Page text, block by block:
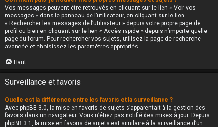
Vos messages peuvent être retrouvés en cliquant sur le lien « Voir vos
messages » dans le panneau de l’utilisateur, en cliquant sur le lien
« Rechercher les messages de l’utilisateur » depuis votre propre page de
profil ou bien en cliquant sur le lien « Accès rapide » depuis n’importe quelle
page du forum. Pour rechercher vos sujets, utilisez la page de recherche
avancée et choisissez les paramètres appropriés.
Haut
Surveillance et favoris
Quelle est la différence entre les favoris et la surveillance ?
Avec phpBB 3.0, la mise en favoris de sujets s’apparentait à la gestion des
favoris dans un navigateur. Vous n’étiez pas notifié des mises à jour. Depuis
phpBB 3.1, la mise en favoris de sujets est similaire à la surveillance d’un